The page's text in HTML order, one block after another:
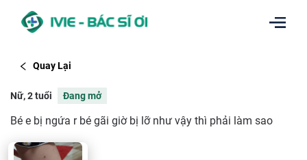
Quay Lại
Nữ, 2 tuổi Đang mở
Bé e bị ngứa r bé gãi giờ bị lỡ như vậy thì phải làm sao